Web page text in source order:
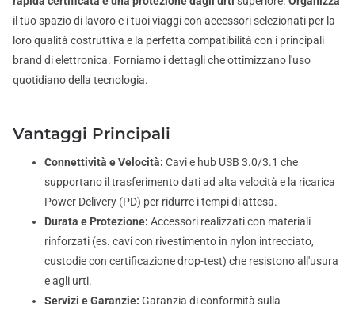
il tuo spazio di lavoro e i tuoi viaggi con accessori selezionati per la
loro qualità costruttiva e la perfetta compatibilità con i principali
brand di elettronica. Forniamo i dettagli che ottimizzano l'uso
quotidiano della tecnologia.
Vantaggi Principali
Connettività e Velocità: Cavi e hub USB 3.0/3.1 che
supportano il trasferimento dati ad alta velocità e la ricarica
Power Delivery (PD) per ridurre i tempi di attesa.
Durata e Protezione: Accessori realizzati con materiali
rinforzati (es. cavi con rivestimento in nylon intrecciato,
custodie con certificazione drop-test) che resistono all'usura
e agli urti.
Servizi e Garanzie: Garanzia di conformità sulla